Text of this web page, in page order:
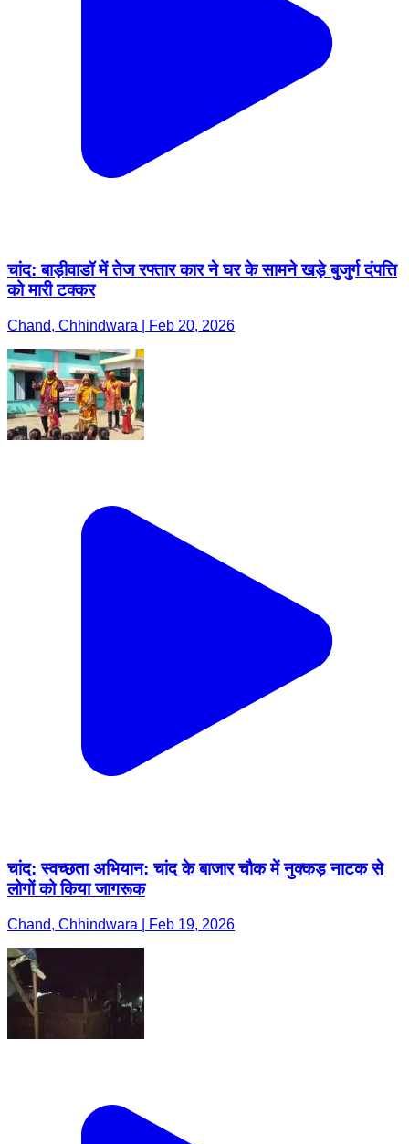
चांद: बाड़ीवाडॉ में तेज रफ्तार कार ने घर के सामने खड़े बुजुर्ग दंपत्ति
को मारी टक्कर
Chand, Chhindwara | Feb 20, 2026
चांद: स्वच्छता अभियान: चांद के बाजार चौक में नुक्कड़ नाटक से
लोगों को किया जागरूक
Chand, Chhindwara | Feb 19, 2026